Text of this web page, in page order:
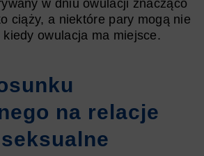
w dniu owulacji znacząco
ciąży, a niektóre pary mogą nie
owulacja ma miejsce.
na relacje